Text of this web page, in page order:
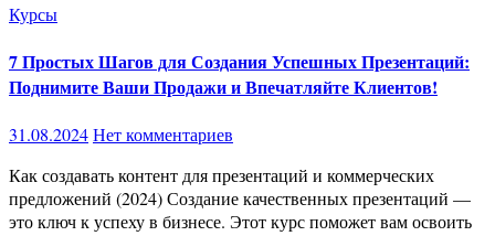
Курсы
7 Простых Шагов для Создания Успешных Презентаций:
Поднимите Ваши Продажи и Впечатляйте Клиентов!
31.08.2024Нет комментариев
Как создавать контент для презентаций и коммерческих
предложений (2024) Создание качественных презентаций —
это ключ к успеху в бизнесе. Этот курс поможет вам освоить